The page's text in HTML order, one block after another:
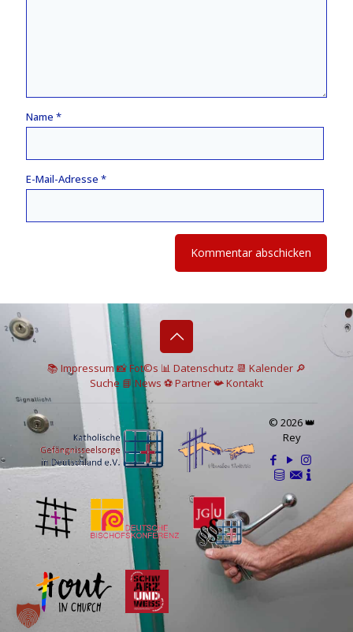
Name *
E-Mail-Adresse *
📚 Impressum📸Fot©s 📊 Datenschutz 📆 Kalender 🔎
Suche 📘 News ⚽Partner📯Kontakt
© 2026 👑
Rey